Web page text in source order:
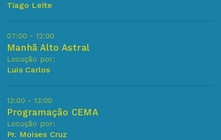
Tiago Leite
07:00 - 12:00
Manhã Alto Astral
Locução por:
Luis Carlos
12:00 - 13:00
Programação CEMA
Locução por:
Pr. Moises Cruz